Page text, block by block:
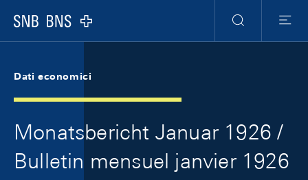
Logo
Ricerca
Menu
Dati economici
Monatsbericht Januar 1926 /
Bulletin mensuel janvier 1926